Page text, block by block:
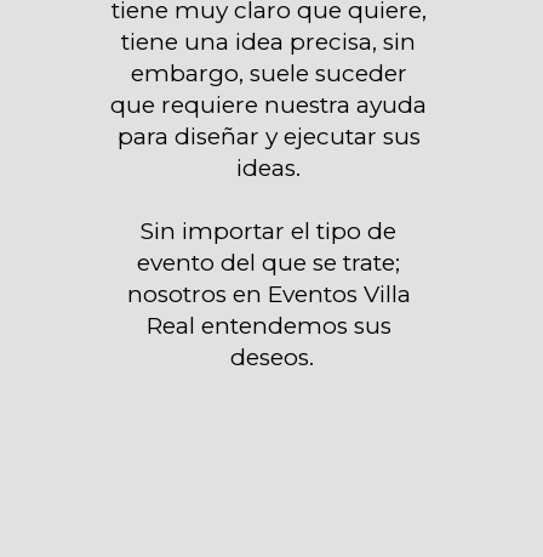
tiene muy claro que quiere,
tiene una idea precisa, sin
embargo, suele suceder
que requiere nuestra ayuda
para diseñar y ejecutar sus
ideas.
Sin importar el tipo de
evento del que se trate;
nosotros en Eventos Villa
Real entendemos sus
deseos.